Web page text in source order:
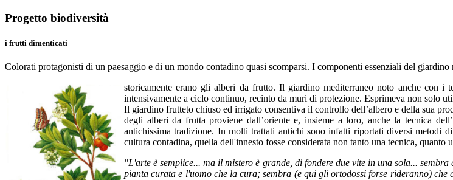
Progetto biodiversità
i frutti dimenticati
Colorati protagonisti di un paesaggio e di un mondo contadino quasi scomparsi. I componenti essenziali del giardino
storicamente erano gli alberi da frutto. Il giardino mediterraneo noto anche
intensivamente a ciclo continuo, recinto da muri di protezione. Esprimeva non solo
Il giardino frutteto chiuso ed irrigato consentiva il controllo dell’albero e della sua
degli alberi da frutta proviene dall’oriente e, insieme a loro, anche la tecnica
antichissima tradizione. In molti trattati antichi sono infatti riportati diversi metodi
cultura contadina, quella dell'innesto fosse considerata non tanto una tecnica, quanto
"L'arte è semplice... ma il mistero è grande, di fondere due vite in una sola...
pianta curata e l'uomo che la cura; sembra (e qui gli ortodossi forse rideranno)